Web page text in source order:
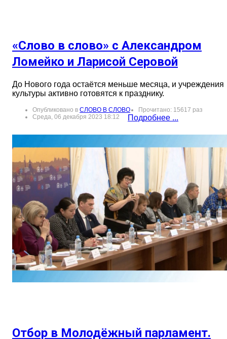
«Слово в слово» с Александром
Ломейко и Ларисой Серовой
До Нового года остаётся меньше месяца, и учреждения
культуры активно готовятся к празднику.
Опубликовано в СЛОВО В СЛОВО
Прочитано: 15617 раз
Среда, 06 декабря 2023 18:12
Подробнее ...
Отбор в Молодёжный парламент.